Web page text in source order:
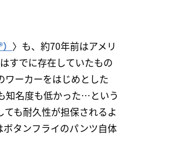
〉も、約70年前はアメリ
すでに存在していたもの
ワーカーをはじめとした
知名度も低かった…という
も耐久性が担保されるよ
タンフライのパンツ自体